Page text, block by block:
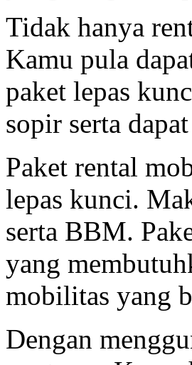
Tidak hanya
Kamu pula
paket lepas
sopir serta
Paket rental
lepas kunci.
serta BBM.
yang
mobilitas yang
Dengan